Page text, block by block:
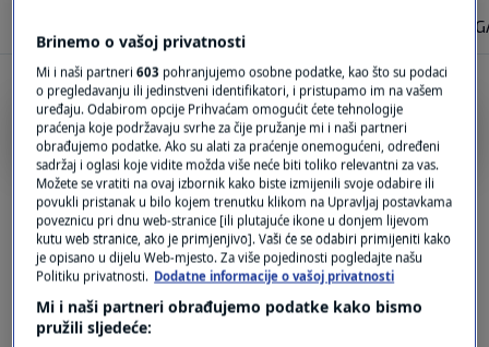
NAJVIŠA TEMPERATURA
Vrijeme u Hrvatskoj zadnjih godina luduje,
kad je sve to počelo?
VIJESTI|16. tra.| 0
Brinemo o vašoj privatnosti
Mi i naši partneri603 pohranjujemo osobne podatke, kao što su podaci
o pregledavanju ili jedinstveni identifikatori, i pristupamo im na vašem
uređaju. Odabirom opcije Prihvaćam omogućit ćete tehnologije
praćenja koje podržavaju svrhe za čije pružanje mi i naši partneri
obrađujemo podatke. Ako su alati za praćenje onemogućeni, određeni
sadržaj i oglasi koje vidite možda više neće biti toliko relevantni za vas.
Možete se vratiti na ovaj izbornik kako biste izmijenili svoje odabire ili
povukli pristanak u bilo kojem trenutku klikom na Upravljaj postavkama
poveznicu pri dnu web-stranice [ili plutajuće ikone u donjem lijevom
kutu web stranice, ako je primjenjivo]. Vaši će se odabiri primijeniti kako
je opisano u dijelu Web-mjesto. Za više pojedinosti pogledajte našu
Politiku privatnosti. Dodatne informacije o vašoj privatnosti
Mi i naši partneri obrađujemo podatke kako bismo
pružili sljedeće: